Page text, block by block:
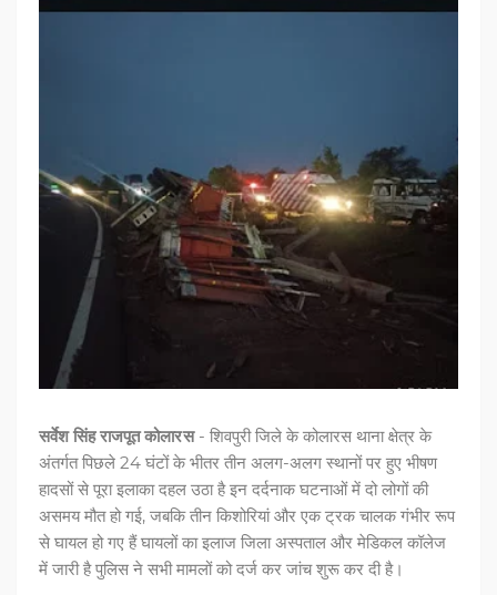
सर्वेश सिंह राजपूतकोलारस - शिवपुरी जिले के कोलारस थाना क्षेत्र के
अंतर्गत पिछले 24 घंटों के भीतर तीन अलग-अलग स्थानों पर हुए भीषण
हादसों से पूरा इलाका दहल उठा है इन दर्दनाक घटनाओं में दो लोगों की
असमय मौत हो गई, जबकि तीन किशोरियां और एक ट्रक चालक गंभीर रूप
से घायल हो गए हैं घायलों का इलाज जिला अस्पताल और मेडिकल कॉलेज
में जारी है पुलिस ने सभी मामलों को दर्ज कर जांच शुरू कर दी है।